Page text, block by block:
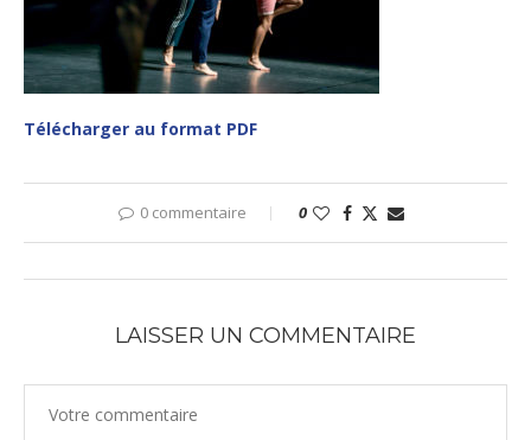
Télécharger au format PDF
0 commentaire 0
LAISSER UN COMMENTAIRE